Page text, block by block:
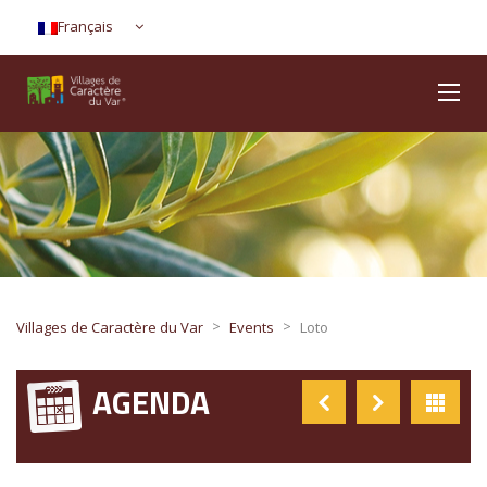
Français
Villages de Caractère du Var > Events > Loto
AGENDA